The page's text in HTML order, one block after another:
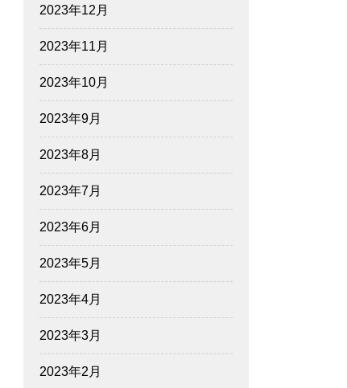
2023年12月
2023年11月
2023年10月
2023年9月
2023年8月
2023年7月
2023年6月
2023年5月
2023年4月
2023年3月
2023年2月